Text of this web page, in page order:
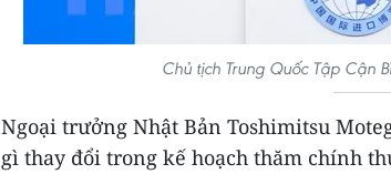
Chủ tịch Trung Quốc Tập Cận
Ngoại trưởng Nhật Bản Toshimitsu
gì thay đổi trong kế hoạch thăm chính